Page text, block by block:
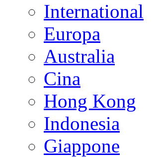
International
Europa
Australia
Cina
Hong Kong
Indonesia
Giappone